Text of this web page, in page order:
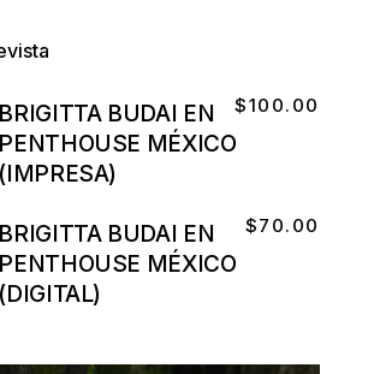
BRIGITTA BUDAI EN
PENTHOUSE MÉXICO
(IMPRESA)
$100.00
BRIGITTA BUDAI EN
PENTHOUSE MÉXICO
(DIGITAL)
$70.00